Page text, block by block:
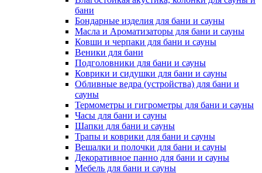
бани
Бондарные изделия для бани и сауны
Масла и Ароматизаторы для бани и сауны
Ковши и черпаки для бани и сауны
Веники для бани
Подголовники для бани и сауны
Коврики и сидушки для бани и сауны
Обливные ведра (устройства) для бани и
сауны
Термометры и гигрометры для бани и сауны
Часы для бани и сауны
Шапки для бани и сауны
Трапы и коврики для бани и сауны
Вешалки и полочки для бани и сауны
Декоративное панно для бани и сауны
Мебель для бани и сауны